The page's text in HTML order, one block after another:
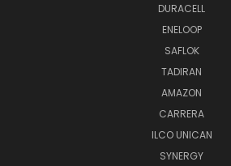
DURACELL
ENELOOP
SAFLOK
TADIRAN
AMAZON
CARRERA
ILCO UNICAN
SYNERGY